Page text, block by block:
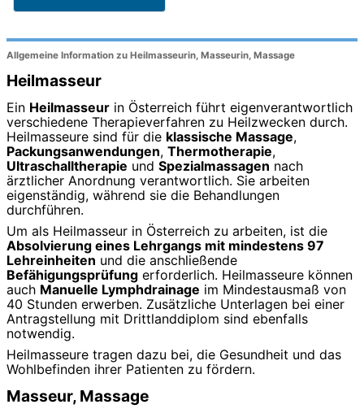
Allgemeine Information zu Heilmasseurin, Masseurin, Massage
Heilmasseur
Ein Heilmasseur in Österreich führt eigenverantwortlich
verschiedene Therapieverfahren zu Heilzwecken durch.
Heilmasseure sind für die klassische Massage,
Packungsanwendungen, Thermotherapie,
Ultraschalltherapie und Spezialmassagen nach
ärztlicher Anordnung verantwortlich. Sie arbeiten
eigenständig, während sie die Behandlungen
durchführen.
Um als Heilmasseur in Österreich zu arbeiten, ist die
Absolvierung eines Lehrgangs mit mindestens 97
Lehreinheiten und die anschließende
Befähigungsprüfung erforderlich. Heilmasseure können
auch Manuelle Lymphdrainage im Mindestausmaß von
40 Stunden erwerben. Zusätzliche Unterlagen bei einer
Antragstellung mit Drittlanddiplom sind ebenfalls
notwendig.
Heilmasseure tragen dazu bei, die Gesundheit und das
Wohlbefinden ihrer Patienten zu fördern.
Masseur, Massage